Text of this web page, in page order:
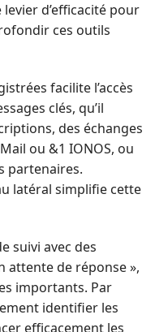
d’efficacité pour
ces outils
facilite l’accès
clés, qu’il
des échanges
ou &1 IONOS, ou
partenaires.
latéral simplifie cette
suivi avec des
attente de réponse »,
importants. Par
identifier les
efficacement les